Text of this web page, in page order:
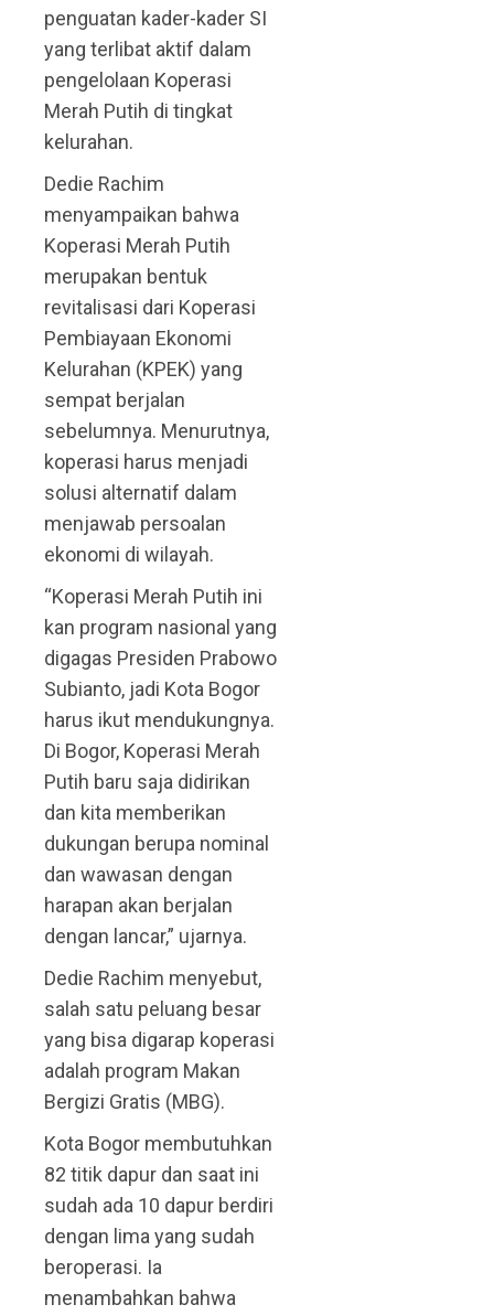
penguatan kader-kader SI
yang terlibat aktif dalam
pengelolaan Koperasi
Merah Putih di tingkat
kelurahan.
Dedie Rachim
menyampaikan bahwa
Koperasi Merah Putih
merupakan bentuk
revitalisasi dari Koperasi
Pembiayaan Ekonomi
Kelurahan (KPEK) yang
sempat berjalan
sebelumnya. Menurutnya,
koperasi harus menjadi
solusi alternatif dalam
menjawab persoalan
ekonomi di wilayah.
“Koperasi Merah Putih ini
kan program nasional yang
digagas Presiden Prabowo
Subianto, jadi Kota Bogor
harus ikut mendukungnya.
Di Bogor, Koperasi Merah
Putih baru saja didirikan
dan kita memberikan
dukungan berupa nominal
dan wawasan dengan
harapan akan berjalan
dengan lancar,” ujarnya.
Dedie Rachim menyebut,
salah satu peluang besar
yang bisa digarap koperasi
adalah program Makan
Bergizi Gratis (MBG).
Kota Bogor membutuhkan
82 titik dapur dan saat ini
sudah ada 10 dapur berdiri
dengan lima yang sudah
beroperasi. Ia
menambahkan bahwa